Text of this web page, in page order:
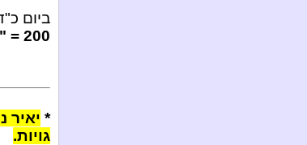
ביום כ"ד טבת (6.1.13) ימלאו 200
200 = "
* יאיר
גויות.